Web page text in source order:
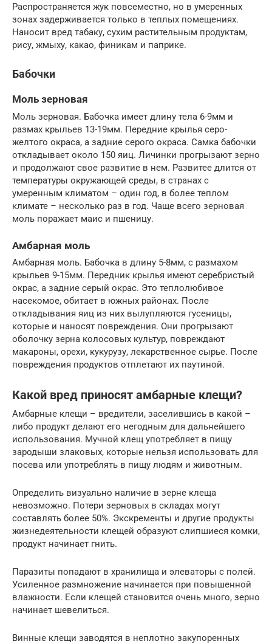
Распространяется жук повсеместно, но в умеренных
зонах задерживается только в теплых помещениях.
Наносит вред табаку, сухим растительным продуктам,
рису, жмыху, какао, финикам и паприке.
Бабочки
Моль зерновая
Моль зерновая. Бабочка имеет длину тела 6-9мм и
размах крыльев 13-19мм. Передние крылья серо-
желтого окраса, а задние серого окраса. Самка бабочки
откладывает около 150 яиц. Личинки прогрызают зерно
и продолжают свое развитие в нем. Развитее длится от
температуры окружающей среды, в странах с
умеренным климатом – один год, в более теплом
климате – несколько раз в год. Чаще всего зерновая
моль поражает маис и пшеницу.
Амбарная моль
Амбарная моль. Бабочка в длину 5-8мм, с размахом
крыльев 9-15мм. Передник крылья имеют серебристый
окрас, а задние серый окрас. Это теплолюбивое
насекомое, обитает в южных районах. После
откладывания яиц из них вылупляются гусеницы,
которые и наносят повреждения. Они прогрызают
оболочку зерна колосовых культур, повреждают
макароны, орехи, кукурузу, лекарственное сырье. После
повреждения продуктов отплетают их паутиной.
Какой вред приносят амбарные клещи?
Амбарные клещи – вредители, заселившись в какой –
либо продукт делают его негодным для дальнейшего
использования. Мучной клещ употребляет в пищу
зародыши злаковых, которые нельзя использовать для
посева или употреблять в пищу людям и животным.
Определить визуально наличие в зерне клеща
невозможно. Потери зерновых в складах могут
составлять более 50%. Экскременты и другие продукты
жизнедеятельности клещей образуют слипшиеся комки,
продукт начинает гнить.
Паразиты попадают в хранилища и элеваторы с полей.
Усиленное размножение начинается при повышенной
влажности. Если клещей становится очень много, зерно
начинает шевелиться.
Винные клещи заводятся в неплотно закупоренных